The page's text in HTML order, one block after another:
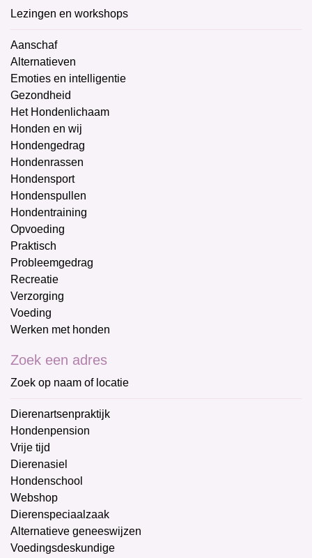
Lezingen en workshops
Aanschaf
Alternatieven
Emoties en intelligentie
Gezondheid
Het Hondenlichaam
Honden en wij
Hondengedrag
Hondenrassen
Hondensport
Hondenspullen
Hondentraining
Opvoeding
Praktisch
Probleemgedrag
Recreatie
Verzorging
Voeding
Werken met honden
Zoek een adres
Zoek op naam of locatie
Dierenartsenpraktijk
Hondenpension
Vrije tijd
Dierenasiel
Hondenschool
Webshop
Dierenspeciaalzaak
Alternatieve geneeswijzen
Voedingsdeskundige